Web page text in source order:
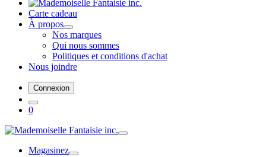
Carte cadeau
À propos
Nos marques
Qui nous sommes
Politiques et conditions d'achat
Nous joindre
Connexion
0
Magasinez